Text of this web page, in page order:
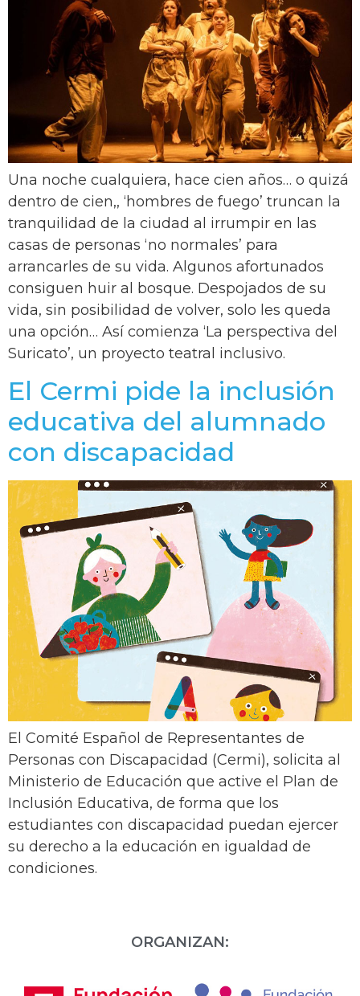
Una noche cualquiera, hace cien años… o quizá
dentro de cien,, ‘hombres de fuego’ truncan la
tranquilidad de la ciudad al irrumpir en las
casas de personas ‘no normales’ para
arrancarles de su vida. Algunos afortunados
consiguen huir al bosque. Despojados de su
vida, sin posibilidad de volver, solo les queda
una opción… Así comienza ‘La perspectiva del
Suricato’, un proyecto teatral inclusivo.
El Cermi pide la inclusión
educativa del alumnado
con discapacidad
El Comité Español de Representantes de
Personas con Discapacidad (Cermi), solicita al
Ministerio de Educación que active el Plan de
Inclusión Educativa, de forma que los
estudiantes con discapacidad puedan ejercer
su derecho a la educación en igualdad de
condiciones.
ORGANIZAN: